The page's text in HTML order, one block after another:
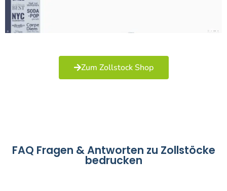
Zum Zollstock Shop
FAQ Fragen & Antworten zu Zollstöcke
bedrucken